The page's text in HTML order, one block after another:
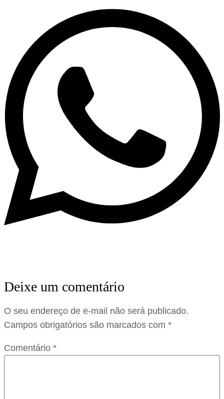
Deixe um comentário
O seu endereço de e-mail não será publicado.
Campos obrigatórios são marcados com *
Comentário *